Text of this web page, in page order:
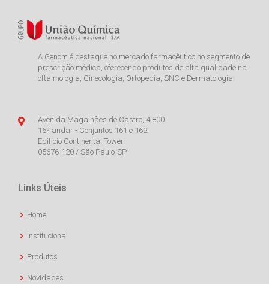
A Genom é destaque no mercado farmacêutico no segmento de
prescrição médica, oferecendo produtos de alta qualidade na
oftalmologia, Ginecologia, Ortopedia, SNC e Dermatologia
Avenida Magalhães de Castro, 4.800
16º andar - Conjuntos 161 e 162
Edifício Continental Tower
05676-120 / São Paulo-SP
Links Úteis
Home
Institucional
Produtos
Novidades